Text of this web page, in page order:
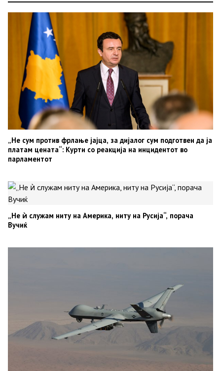
„Не сум против фрлање јајца, за дијалог сум подготвен да ја
платам цената“: Курти со реакција на инцидентот во
парламентот
„Не ѝ служам ниту на Америка, ниту на Русија“, порача
Вучиќ